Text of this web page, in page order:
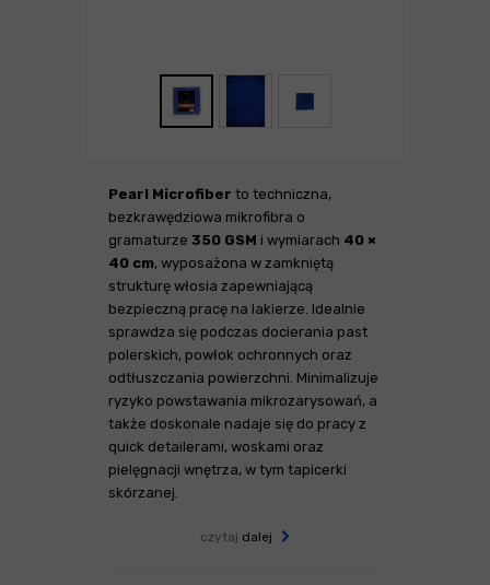
Pearl Microfiber to techniczna,
bezkrawędziowa mikrofibra o
gramaturze 350 GSM i wymiarach 40 ×
40 cm, wyposażona w zamkniętą
strukturę włosia zapewniającą
bezpieczną pracę na lakierze. Idealnie
sprawdza się podczas docierania past
polerskich, powłok ochronnych oraz
odtłuszczania powierzchni. Minimalizuje
ryzyko powstawania mikrozarysowań, a
także doskonale nadaje się do pracy z
quick detailerami, woskami oraz
pielęgnacji wnętrza, w tym tapicerki
skórzanej.
czytaj dalej